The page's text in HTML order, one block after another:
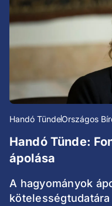
Handó TündeOrszágos
Handó Tünde:
ápolása
A hagyományok